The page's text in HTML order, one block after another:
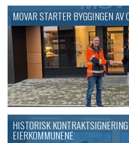
MOVAR STARTER BYGGINGEN AV
HISTORISK
EIERKOMMUNENE